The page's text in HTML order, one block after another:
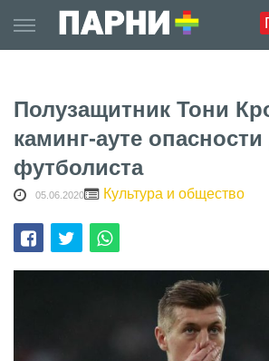
to
content
Полузащитник Тони
каминг-ауте
футболиста
05.06.2020 Культура и общество